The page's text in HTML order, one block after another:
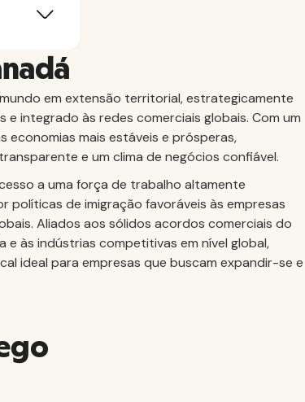
em extensão territorial, estrategicamente
integrado às redes comerciais globais. Com um
economias mais estáveis e prósperas,
e um clima de negócios confiável.
a uma força de trabalho altamente
políticas de imigração favoráveis às empresas
Aliados aos sólidos acordos comerciais do
e às indústrias competitivas em nível global,
ideal para empresas que buscam expandir-se e